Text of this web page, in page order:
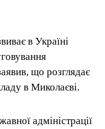
в Україні
що розглядає
в Миколаєві.
адміністрації